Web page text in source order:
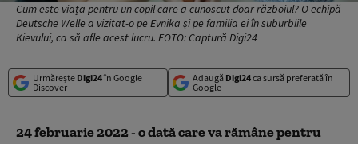
Cum este viața pentru un copil care a cunoscut doar războiul? O echipă
Deutsche Welle a vizitat-o pe Evnika și pe familia ei în suburbiile
Kievului, ca să afle acest lucru. FOTO: Captură Digi24
Urmărește Digi24în Google
Discover
Adaugă Digi24ca sursă preferată în
Google
24 februarie 2022 - o dată care va rămâne pentru